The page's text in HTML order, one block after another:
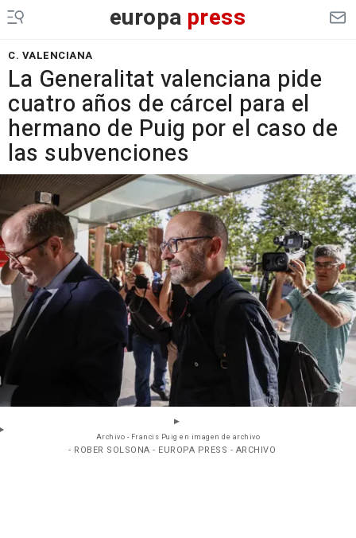
europa press
C. VALENCIANA
La Generalitat valenciana pide
cuatro años de cárcel para el
hermano de Puig por el caso de
las subvenciones
Archivo - Francis Puig en imagen de archivo
- ROBER SOLSONA - EUROPA PRESS - ARCHIVO